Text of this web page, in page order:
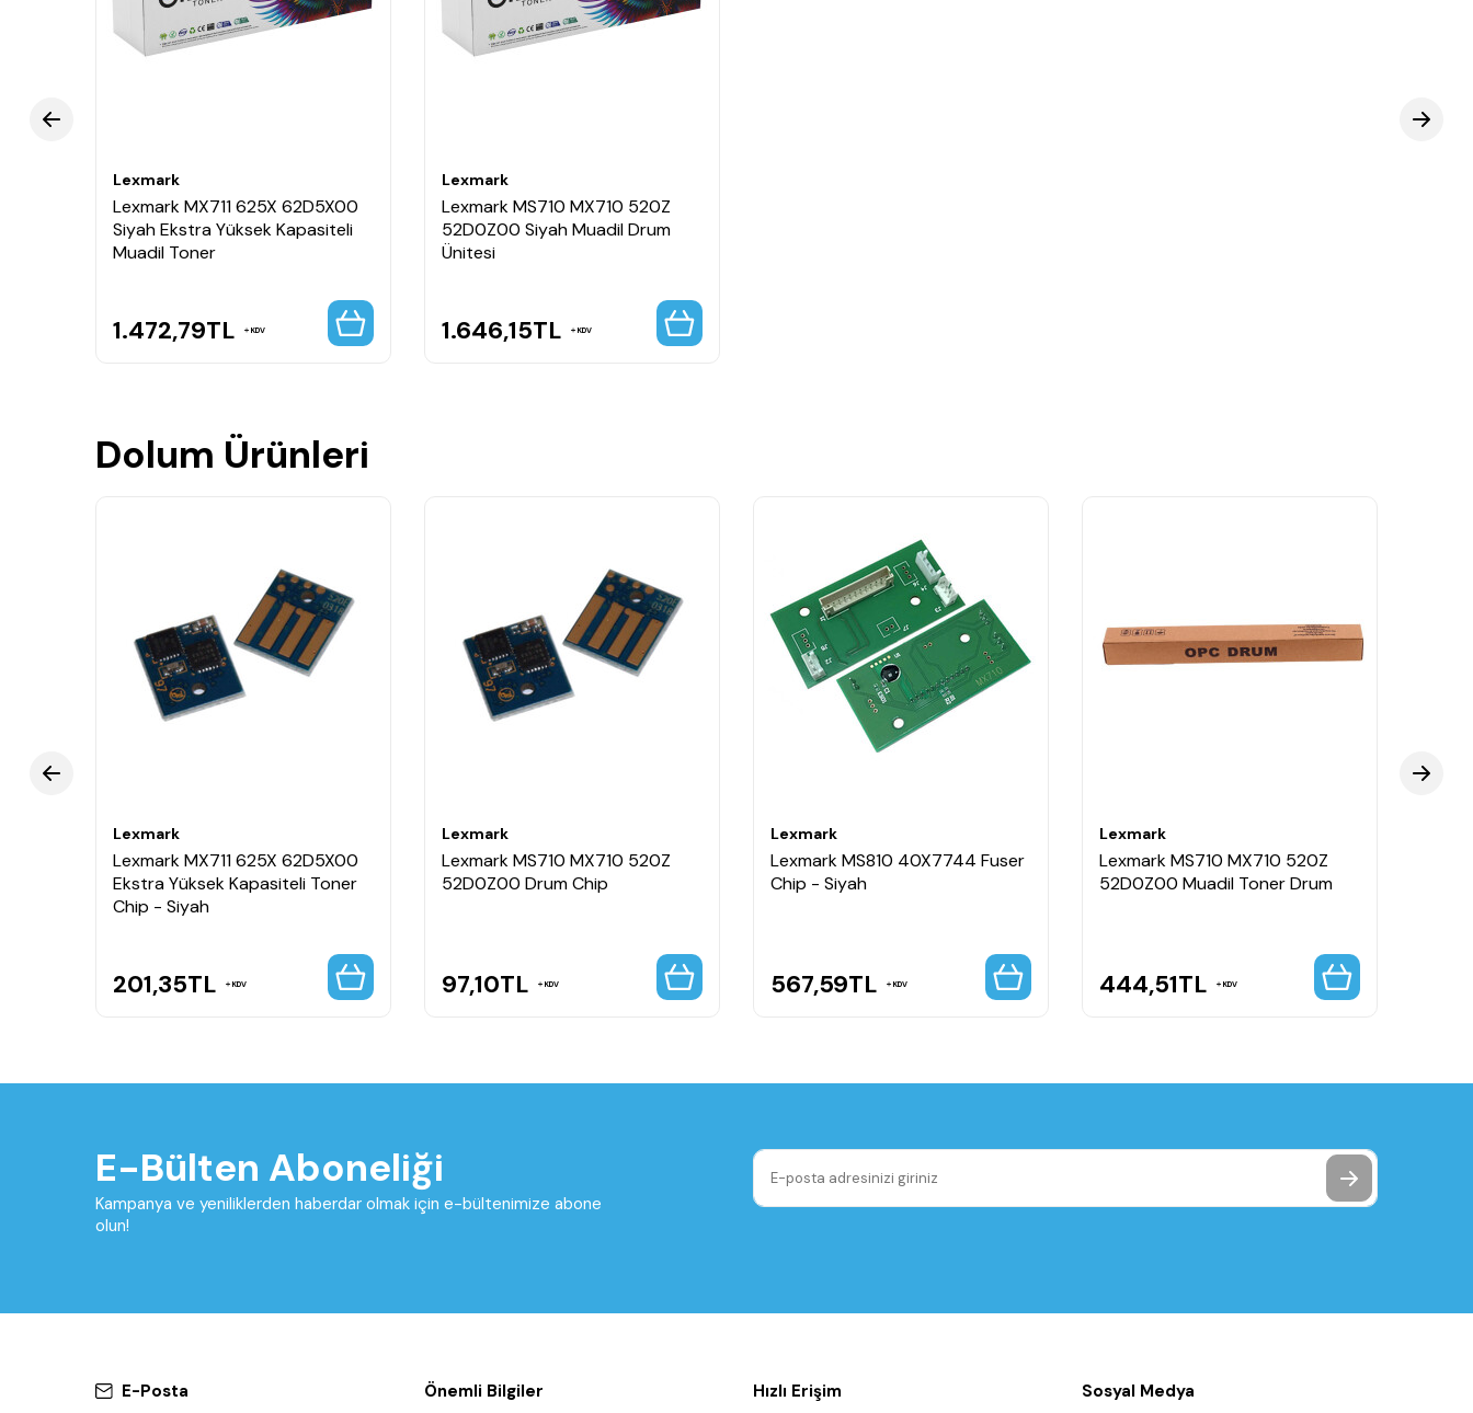
Lexmark
Lexmark MX711 625X 62D5X00
Siyah Ekstra Yüksek Kapasiteli
Muadil Toner
1.472,79TL KDV
Lexmark
Lexmark MS710 MX710 520Z
52D0Z00 Siyah Muadil Drum
Ünitesi
1.646,15TL KDV
Dolum Ürünleri
Lexmark
Lexmark MX711 625X 62D5X00
Ekstra Yüksek Kapasiteli Toner
Chip - Siyah
201,35TL KDV
Lexmark
Lexmark MS710 MX710 520Z
52D0Z00 Drum Chip
97,10TL KDV
Lexmark
Lexmark MS810 40X7744 Fuser
Chip - Siyah
567,59TL KDV
Lexmark
Lexmark MS710 MX710 520Z
52D0Z00 Muadil Toner Drum
444,51TL KDV
E-Bülten Aboneliği
Kampanya ve yeniliklerden haberdar olmak için e-bültenimize abone
olun!
E-Posta
Önemli Bilgiler Hızlı Erişim Sosyal Medya